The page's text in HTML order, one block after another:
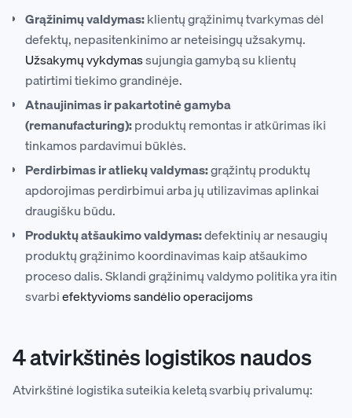
Grąžinimų valdymas:klientų grąžinimų tvarkymas dėl
defektų, nepasitenkinimo ar neteisingų užsakymų.
Užsakymų vykdymassujungia gamybą su klientų
patirtimi tiekimo grandinėje.
Atnaujinimas ir pakartotinė gamyba
(remanufacturing):produktų remontas ir atkūrimas iki
tinkamos pardavimui būklės.
Perdirbimas ir atliekų valdymas:grąžintų produktų
apdorojimas perdirbimui arba jų utilizavimas aplinkai
draugišku būdu.
Produktų atšaukimo valdymas:defektinių ar nesaugių
produktų grąžinimo koordinavimas kaip atšaukimo
proceso dalis. Sklandi grąžinimų valdymo politika yra itin
svarbiefektyvioms sandėlio operacijoms
4 atvirkštinės logistikos naudos
Atvirkštinė logistika suteikia keletą svarbių privalumų: